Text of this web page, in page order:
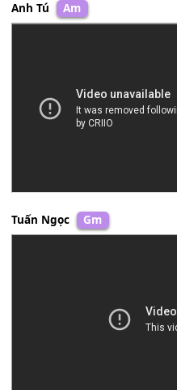
Anh Tú Am